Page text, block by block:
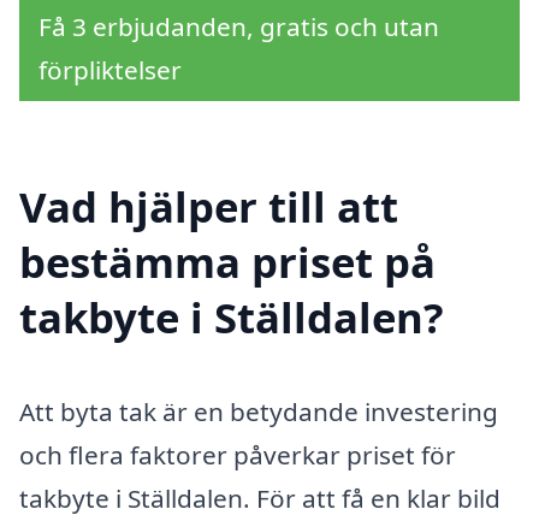
Få 3 erbjudanden, gratis och utan
förpliktelser
Vad hjälper till att
bestämma priset på
takbyte i Ställdalen?
Att byta tak är en betydande investering
och flera faktorer påverkar priset för
takbyte i Ställdalen. För att få en klar bild